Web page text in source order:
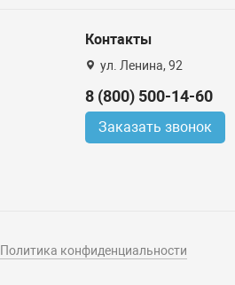
Контакты
ул. Ленина, 92
8 (800) 500-14-60
Заказать звонок
Политика конфиденциальности